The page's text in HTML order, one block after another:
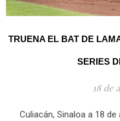
TRUENA EL BAT DE
SERIES
18 de
Culiacán, Sinaloa a 18